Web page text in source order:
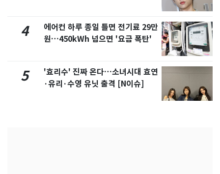
4
에어컨 하루 종일 틀면 전기료 29만
원…450kWh 넘으면 '요금 폭탄'
5
'효리수' 진짜 온다…소녀시대 효연
·유리·수영 유닛 출격 [N이슈]